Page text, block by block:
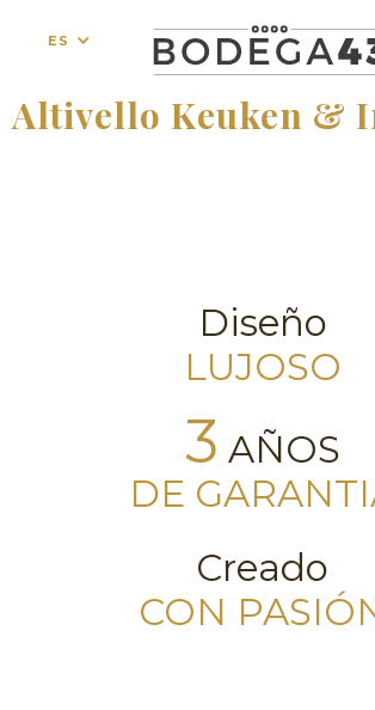
ES
Altivello Keuken &
Diseño
LUJOSO
3 AÑOS
DE
Creado
CON